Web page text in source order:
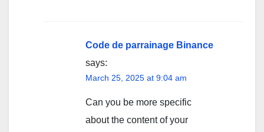
Code de parrainage Binance
says:
March 25, 2025 at 9:04 am
Can you be more specific
about the content of your